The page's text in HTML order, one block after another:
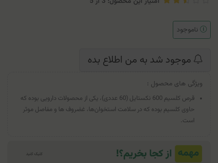
ناموجود
موجود شد به من اطلاع بده
ویژگی های محصول :
قرص کلسیم 600 نکستایل (60 عددی)، یکی از محصولات دارویی بوده که
حاوی کلسیم بوده که در سلامت استخوان‌ها، غضروف ها و مفاصل موثر
است.